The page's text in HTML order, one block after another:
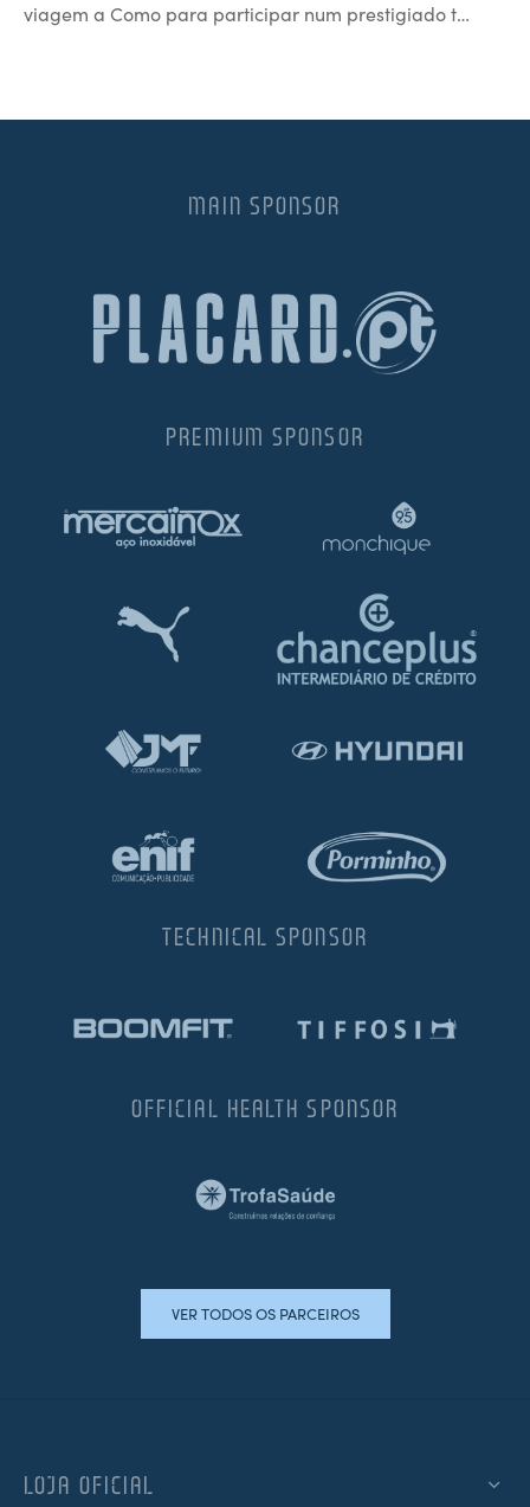
viagem a Como para participar num prestigiado t…
MAIN SPONSOR
PREMIUM SPONSOR
TECHNICAL SPONSOR
OFFICIAL HEALTH SPONSOR
VER TODOS OS PARCEIROS
LOJA OFICIAL